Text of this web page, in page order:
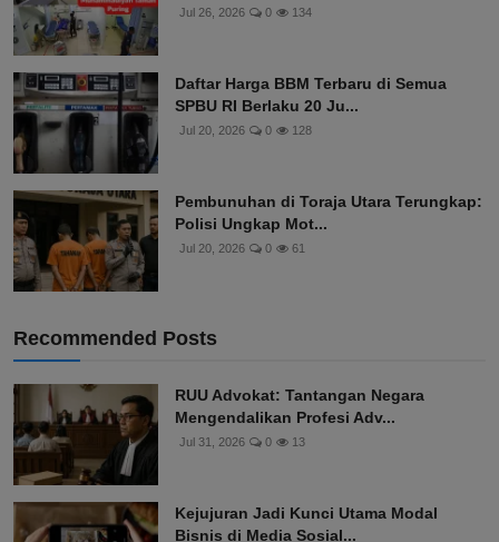
Jul 26, 2026 0 134
Daftar Harga BBM Terbaru di Semua
SPBU RI Berlaku 20 Ju...
Jul 20, 2026 0 128
Pembunuhan di Toraja Utara Terungkap:
Polisi Ungkap Mot...
Jul 20, 2026 0 61
Recommended Posts
RUU Advokat: Tantangan Negara
Mengendalikan Profesi Adv...
Jul 31, 2026 0 13
Kejujuran Jadi Kunci Utama Modal
Bisnis di Media Sosial...